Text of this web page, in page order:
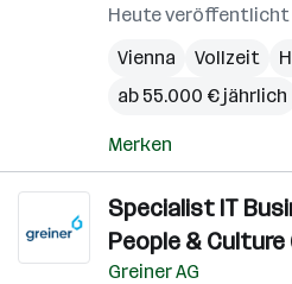
Heute veröffentlicht
Vienna
Vollzeit
ab 55.000 € jährlich
Merken
Specialist IT
People & Culture
Greiner AG